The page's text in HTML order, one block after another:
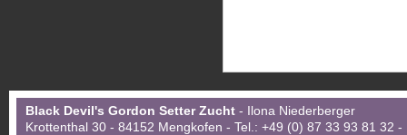
Black Devil's Gordon Setter Zucht - Ilona Niederberger
Krottenthal 30 - 84152 Mengkofen - Tel.: +49 (0) 87 33 93 81 32